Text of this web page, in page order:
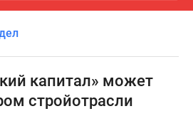
капитал» может
стройотрасли